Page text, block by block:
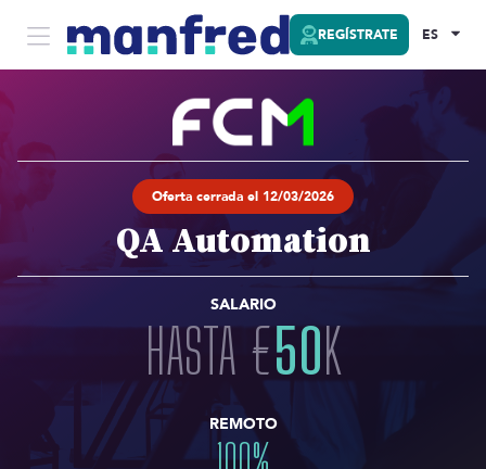
REGÍSTRATE ES
Oferta cerrada el 12/03/2026
QA Automation
SALARIO
HASTA €50K
REMOTO